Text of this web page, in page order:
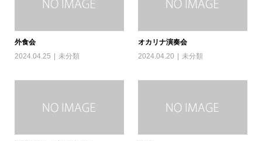
外食会
2024.04.25
未分類
オカリナ演奏会
2024.04.20
未分類